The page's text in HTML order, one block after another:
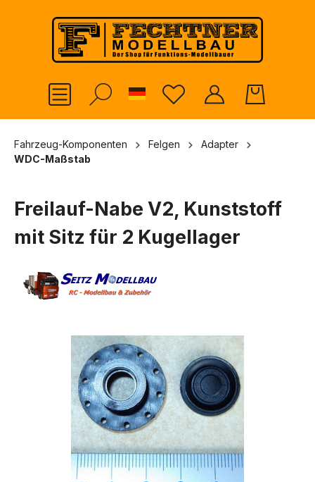
springen
German
Fahrzeug-Komponenten Felgen
Adapter
WDC-Maßstab
Freilauf-Nabe V2, Kunststoff
mit Sitz für 2 Kugellager
Bildergalerie überspringen